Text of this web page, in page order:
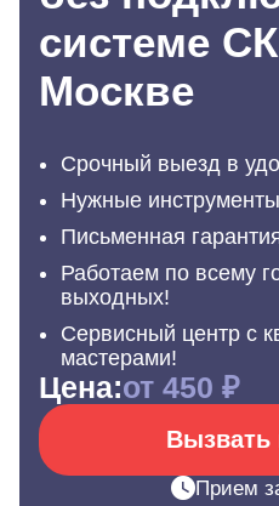
системе
Москве
Срочный выезд в
Нужные
Письменная
Работаем по всему
выходных!
Сервисный центр с
мастерами!
Цена:от 450 ₽
Вызвать
Прием